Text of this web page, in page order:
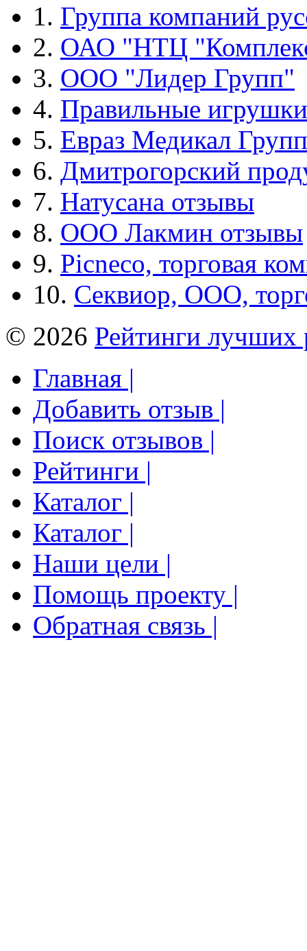
1. Группа компаний
2. ОАО "НТЦ
3. ООО "Лидер Групп"
4. Правильные игрушки
5. Евраз Медикал Групп
6. Дмитрогорский
7. Натусана отзывы
8. ООО Лакмин отзывы
9. Picneco, торговая
10. Секвиор, ООО,
© 2026 Рейтинги лучших
Главная |
Добавить отзыв |
Поиск отзывов |
Рейтинги |
Каталог |
Каталог |
Наши цели |
Помощь проекту |
Обратная связь |